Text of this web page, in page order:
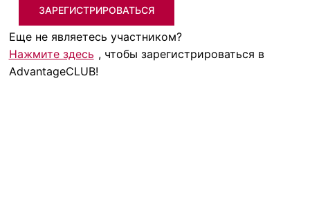
ЗАРЕГИСТРИРОВАТЬСЯ
Еще не являетесь участником?
Нажмите здесь , чтобы зарегистрироваться в
AdvantageCLUB!